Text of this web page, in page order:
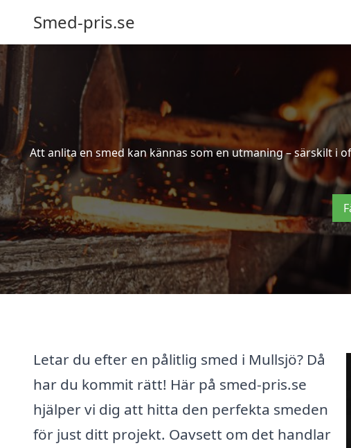
Smed-pris.se
Att anlita en smed kan kännas som en utmaning – särskilt
Letar du efter en pålitlig smed i Mullsjö? Då
har du kommit rätt! Här på smed-pris.se
hjälper vi dig att hitta den perfekta smeden
för just ditt projekt. Oavsett om det handlar